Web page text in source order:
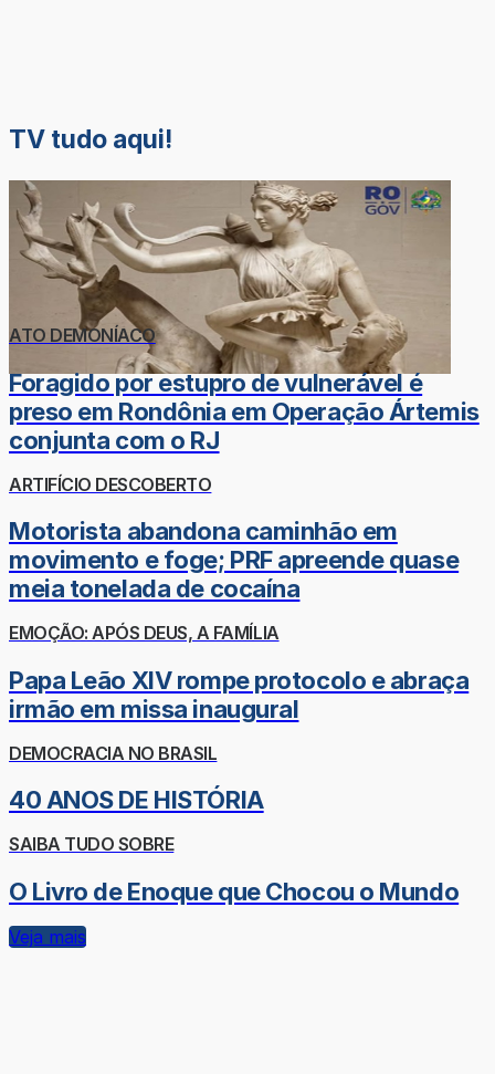
TV tudo aqui!
ATO DEMONÍACO
Foragido por estupro de vulnerável é
preso em Rondônia em Operação Ártemis
conjunta com o RJ
ARTIFÍCIO DESCOBERTO
Motorista abandona caminhão em
movimento e foge; PRF apreende quase
meia tonelada de cocaína
EMOÇÃO: APÓS DEUS, A FAMÍLIA
Papa Leão XIV rompe protocolo e abraça
irmão em missa inaugural
DEMOCRACIA NO BRASIL
40 ANOS DE HISTÓRIA
SAIBA TUDO SOBRE
O Livro de Enoque que Chocou o Mundo
Veja mais